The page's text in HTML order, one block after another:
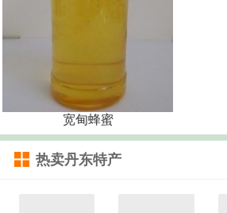
宽甸蜂蜜
热卖丹东特产